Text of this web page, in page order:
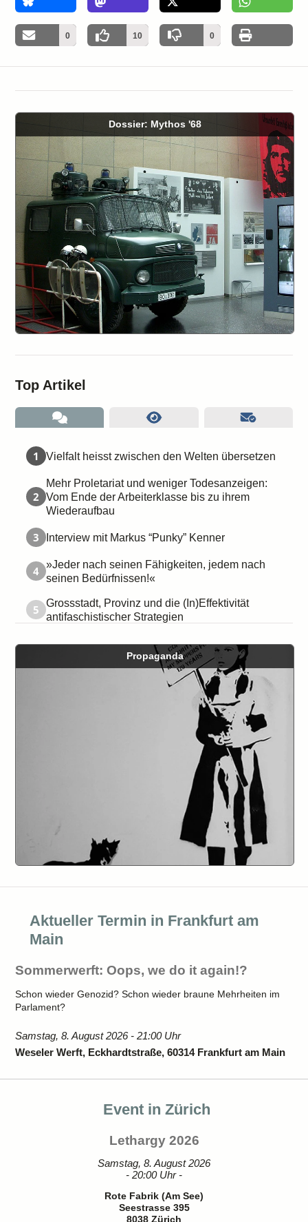
0 10 0
Dossier: Mythos '68
Top Artikel
1 Vielfalt heisst zwischen den Welten übersetzen
2
Mehr Proletariat und weniger Todesanzeigen:
Vom Ende der Arbeiterklasse bis zu ihrem
Wiederaufbau
3 Interview mit Markus “Punky” Kenner
4
»Jeder nach seinen Fähigkeiten, jedem nach
seinen Bedürfnissen!«
5
Grossstadt, Provinz und die (In)Effektivität
antifaschistischer Strategien
Propaganda
Aktueller Termin in Frankfurt am
Main
Sommerwerft: Oops, we do it again!?
Schon wieder Genozid? Schon wieder braune Mehrheiten im
Parlament?
Samstag, 8. August 2026 - 21:00 Uhr
Weseler Werft, Eckhardtstraße, 60314 Frankfurt am Main
Event in Zürich
Lethargy 2026
Samstag, 8. August 2026
- 20:00 Uhr -
Rote Fabrik (Am See)
Seestrasse 395
8038 Zürich